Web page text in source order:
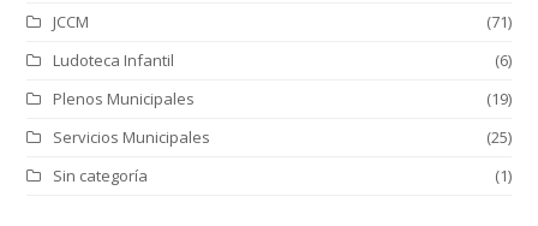
JCCM
(71)
Ludoteca Infantil
(6)
Plenos Municipales
(19)
Servicios Municipales
(25)
Sin categoría
(1)